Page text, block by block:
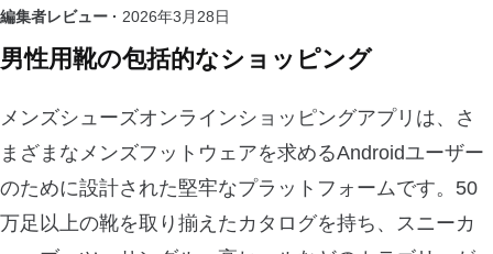
編集者レビュー · 2026年3月28日
男性用靴の包括的なショッピング
メンズシューズオンラインショッピングアプリは、さ
まざまなメンズフットウェアを求めるAndroidユーザー
のために設計された堅牢なプラットフォームです。50
万足以上の靴を取り揃えたカタログを持ち、スニーカ